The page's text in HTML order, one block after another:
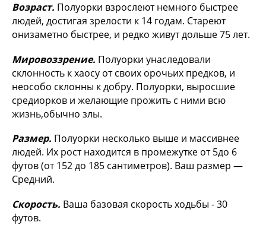
Возраст. Полуорки взрослеют немного быстрее
людей, достигая зрелости к 14 годам. Стареют
онизаметно быстрее, и редко живут дольше 75 лет.
Мировоззрение. Полуорки унаследовали
склонность к хаосу от своих орочьих предков, и
неособо склонны к добру. Полуорки, выросшие
средиорков и желающие прожить с ними всю
жизнь,обычно злы.
Размер. Полуорки несколько выше и массивнее
людей. Их рост находится в промежутке от 5до 6
футов (от 152 до 185 сантиметров). Ваш размер —
Средний.
Скорость. Ваша базовая скорость ходьбы - 30
футов.